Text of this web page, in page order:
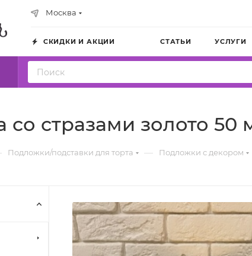
Москва
СКИДКИ И АКЦИИ СТАТЬИ УСЛУГИ
со стразами золото 50
Подложки/подставки для торта — Подложки с декором